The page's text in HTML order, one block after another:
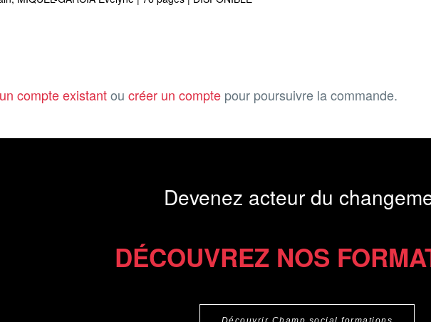
compte existantou créer un compte pour poursuivre la commande.
Devenez acteur du
DÉCOUVREZ NOS